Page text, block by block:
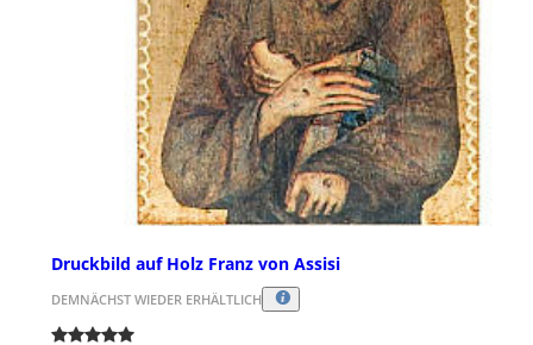
Druckbild auf Holz Franz von Assisi
DEMNÄCHST WIEDER ERHÄLTLICH